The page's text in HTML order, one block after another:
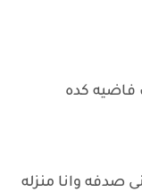
فاضيه كده
صدفه وانا منزله